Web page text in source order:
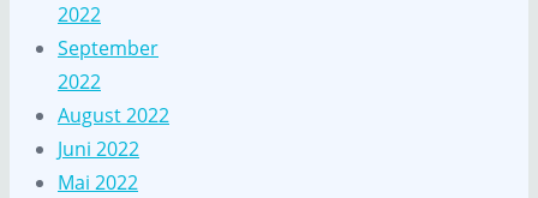
2022
September
2022
August 2022
Juni 2022
Mai 2022